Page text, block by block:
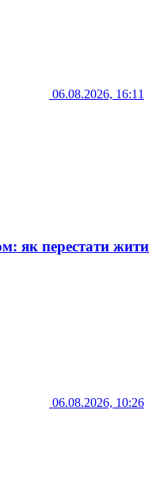
06.08.2026, 16:11
як перестати жити
06.08.2026, 10:26